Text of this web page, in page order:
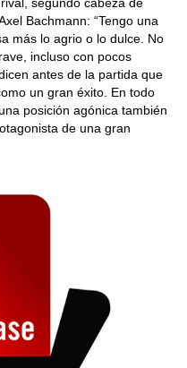
Bachmann: “Tengo una
más lo agrio o lo dulce. No
incluso con pocos
antes de la partida que
un gran éxito. En todo
posición agónica también
de una gran